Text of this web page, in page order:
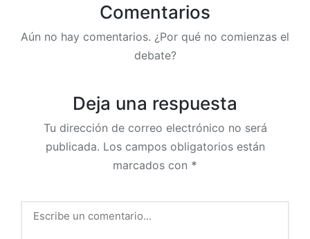
Comentarios
Aún no hay comentarios. ¿Por qué no comienzas el
debate?
Deja una respuesta
Tu dirección de correo electrónico no será
publicada. Los campos obligatorios están
marcados con *